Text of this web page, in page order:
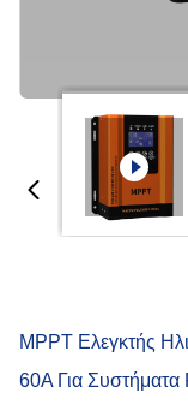
MPPT Ελεγκτής
60A Για